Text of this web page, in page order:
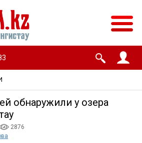
обнаружили у озера
2876